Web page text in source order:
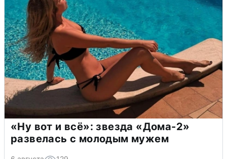
«Ну вот и всё»: звезда «Дома-2»
развелась с молодым мужем